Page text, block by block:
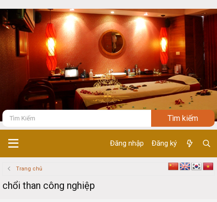
Đăng nhập Đăng ký
Trang chủ
chổi than công nghiệp